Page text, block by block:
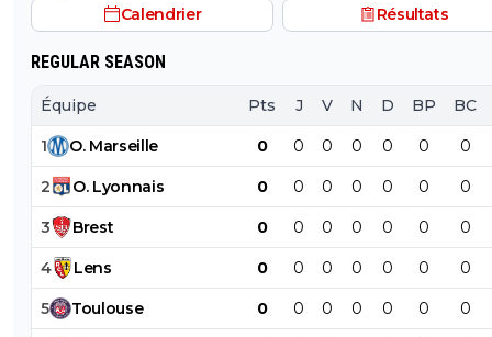
Calendrier Résultats
REGULAR SEASON
Équipe Pts J V N D BP BC
1 O. Marseille 0 0 0 0 0 0 0
2 O. Lyonnais 0 0 0 0 0 0 0
3 Brest 0 0 0 0 0 0 0
4 Lens 0 0 0 0 0 0 0
5 Toulouse 0 0 0 0 0 0 0